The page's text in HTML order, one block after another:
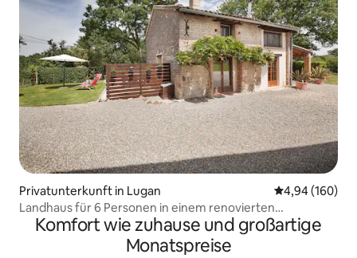
Privatunterkunft in Lugan
4,94 (160)
Landhaus für 6 Personen in einem renovierten
ehemaligen Weinkeller
Komfort wie zuhause und großartige
Monatspreise